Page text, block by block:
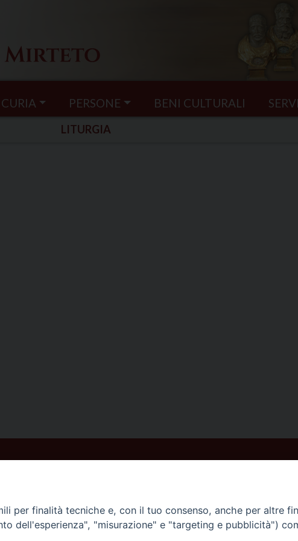
CURIA PERSONE BENI CULTURALI
LITURGIA
per finalità tecniche e, con il tuo consenso, anche per altre
dell'esperienza", "misurazione" e "targeting e pubblicità")